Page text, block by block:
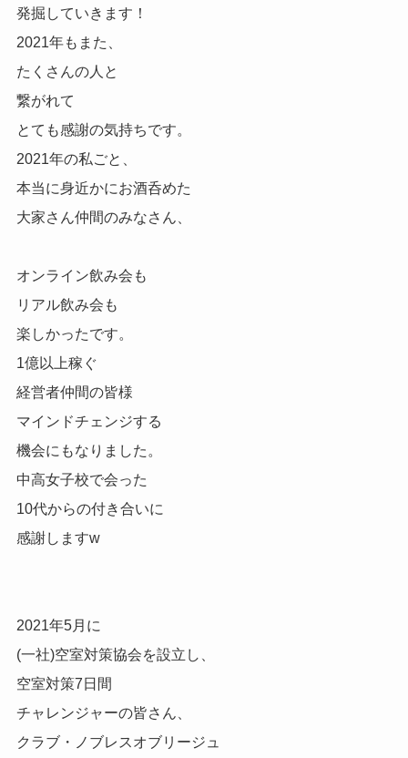
発掘していきます！
2021年もまた、
たくさんの人と
繋がれて
とても感謝の気持ちです。
2021年の私ごと、
本当に身近かにお酒呑めた
大家さん仲間のみなさん、
オンライン飲み会も
リアル飲み会も
楽しかったです。
1億以上稼ぐ
経営者仲間の皆様
マインドチェンジする
機会にもなりました。
中高女子校で会った
10代からの付き合いに
感謝しますw
2021年5月に
(一社)空室対策協会を設立し、
空室対策7日間
チャレンジャーの皆さん、
クラブ・ノブレスオブリージュ